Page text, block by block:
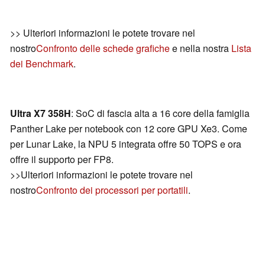
>> Ulteriori informazioni le potete trovare nel
nostroConfronto delle schede grafichee nella nostra Lista
dei Benchmark.
Ultra X7 358H: SoC di fascia alta a 16 core della famiglia
Panther Lake per notebook con 12 core GPU Xe3. Come
per Lunar Lake, la NPU 5 integrata offre 50 TOPS e ora
offre il supporto per FP8.
>>Ulteriori informazioni le potete trovare nel
nostroConfronto dei processori per portatili.